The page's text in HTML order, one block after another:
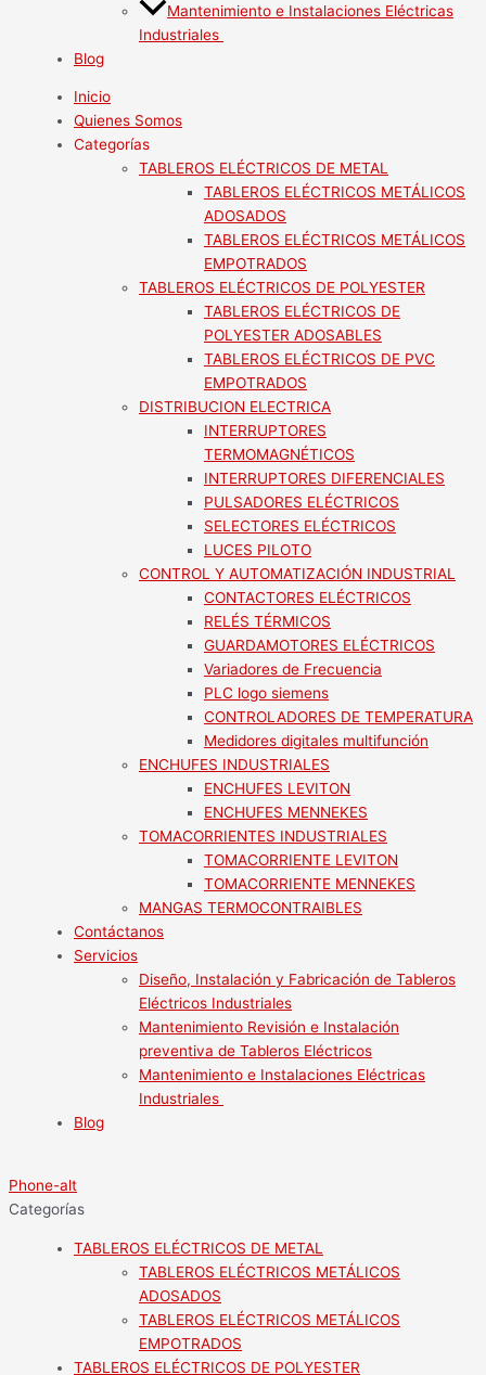
Mantenimiento e Instalaciones Eléctricas
Industriales
Blog
Inicio
Quienes Somos
Categorías
TABLEROS ELÉCTRICOS DE METAL
TABLEROS ELÉCTRICOS METÁLICOS
ADOSADOS
TABLEROS ELÉCTRICOS METÁLICOS
EMPOTRADOS
TABLEROS ELÉCTRICOS DE POLYESTER
TABLEROS ELÉCTRICOS DE
POLYESTER ADOSABLES
TABLEROS ELÉCTRICOS DE PVC
EMPOTRADOS
DISTRIBUCION ELECTRICA
INTERRUPTORES
TERMOMAGNÉTICOS
INTERRUPTORES DIFERENCIALES
PULSADORES ELÉCTRICOS
SELECTORES ELÉCTRICOS
LUCES PILOTO
CONTROL Y AUTOMATIZACIÓN INDUSTRIAL
CONTACTORES ELÉCTRICOS
RELÉS TÉRMICOS
GUARDAMOTORES ELÉCTRICOS
Variadores de Frecuencia
PLC logo siemens
CONTROLADORES DE TEMPERATURA
Medidores digitales multifunción
ENCHUFES INDUSTRIALES
ENCHUFES LEVITON
ENCHUFES MENNEKES
TOMACORRIENTES INDUSTRIALES
TOMACORRIENTE LEVITON
TOMACORRIENTE MENNEKES
MANGAS TERMOCONTRAIBLES
Contáctanos
Servicios
Diseño, Instalación y Fabricación de Tableros
Eléctricos Industriales
Mantenimiento Revisión e Instalación
preventiva de Tableros Eléctricos
Mantenimiento e Instalaciones Eléctricas
Industriales
Blog
Phone-alt
Categorías
TABLEROS ELÉCTRICOS DE METAL
TABLEROS ELÉCTRICOS METÁLICOS
ADOSADOS
TABLEROS ELÉCTRICOS METÁLICOS
EMPOTRADOS
TABLEROS ELÉCTRICOS DE POLYESTER